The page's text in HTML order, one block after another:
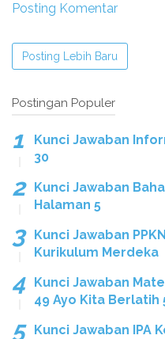
Posting Komentar
Posting Lebih Baru
Postingan Populer
Kunci Jawaban
30
Kunci Jawaban
Halaman 5
Kunci Jawaban
Kurikulum Merdeka
Kunci Jawaban
49 Ayo Kita Berlatih
Kunci Jawaban IPA